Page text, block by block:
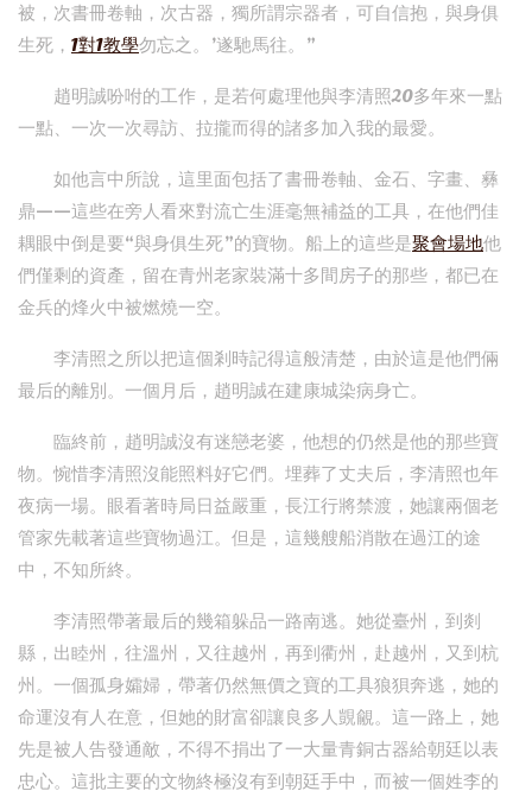
被，次書冊卷軸，次古器，獨所謂宗器者，可自信抱，與身俱
生死， 1對1教學勿忘之。’遂馳馬往。”
趙明誠吩咐的工作，是若何處理他與李清照20多年來一點
一點、一次一次尋訪、拉攏而得的諸多加入我的最愛。
如他言中所說，這里面包括了書冊卷軸、金石、字畫、彝
鼎——這些在旁人看來對流亡生涯毫無補益的工具，在他們佳
耦眼中倒是要“與身俱生死”的寶物。船上的這些是聚會場地他
們僅剩的資產，留在青州老家裝滿十多間房子的那些，都已在
金兵的烽火中被燃燒一空。
李清照之所以把這個剎時記得這般清楚，由於這是他們倆
最后的離別。一個月后，趙明誠在建康城染病身亡。
臨終前，趙明誠沒有迷戀老婆，他想的仍然是他的那些寶
物。惋惜李清照沒能照料好它們。埋葬了丈夫后，李清照也年
夜病一場。眼看著時局日益嚴重，長江行將禁渡，她讓兩個老
管家先載著這些寶物過江。但是，這幾艘船消散在過江的途
中，不知所終。
李清照帶著最后的幾箱躲品一路南逃。她從臺州，到剡
縣，出睦州，往溫州，又往越州，再到衢州，赴越州，又到杭
州。一個孤身孀婦，帶著仍然無價之寶的工具狼狽奔逃，她的
命運沒有人在意，但她的財富卻讓良多人覬覦。這一路上，她
先是被人告發通敵，不得不捐出了一大量青銅古器給朝廷以表
忠心。這批主要的文物終極沒有到朝廷手中，而被一個姓李的